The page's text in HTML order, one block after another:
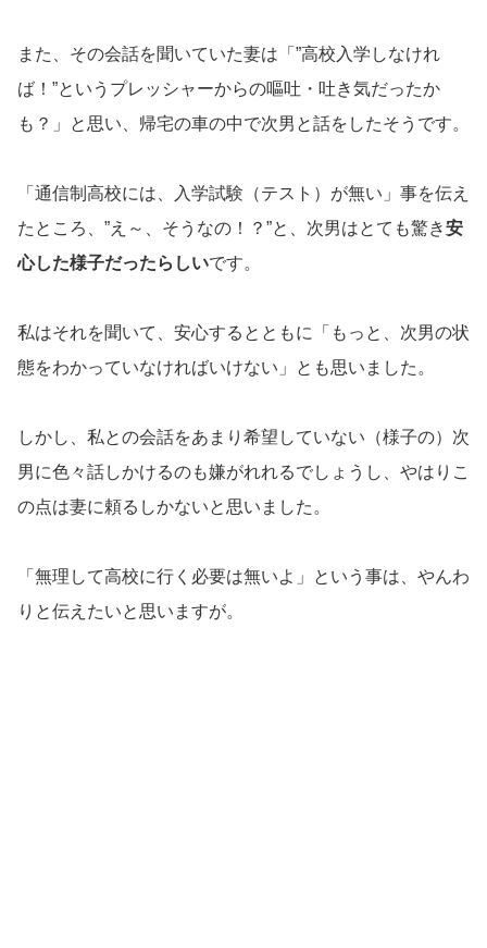
また、その会話を聞いていた妻は「”高校入学しなけれ
ば！”というプレッシャーからの嘔吐・吐き気だったか
も？」と思い、帰宅の車の中で次男と話をしたそうです。
「通信制高校には、入学試験（テスト）が無い」事を伝え
たところ、”え～、そうなの！？”と、次男はとても驚き安
心した様子だったらしいです。
私はそれを聞いて、安心するとともに「もっと、次男の状
態をわかっていなければいけない」とも思いました。
しかし、私との会話をあまり希望していない（様子の）次
男に色々話しかけるのも嫌がれれるでしょうし、やはりこ
の点は妻に頼るしかないと思いました。
「無理して高校に行く必要は無いよ」という事は、やんわ
りと伝えたいと思いますが。